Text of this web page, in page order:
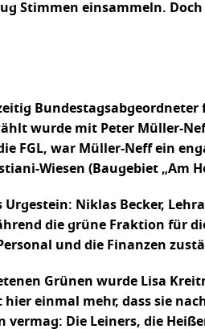
Stimmen einsammeln.
wurde mit Peter Müller-
FGL, war Müller-Neff ein
Wiesen (Baugebiet „Am
Niklas Becker,
die grüne Fraktion für
und die Finanzen
Grünen wurde Lisa
einmal mehr, dass sie
Die Leiners, die